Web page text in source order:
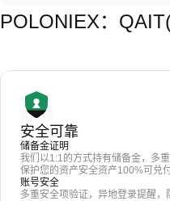
POLONIEX：
安全可靠
储备金证明
我们以1:1的方式持有储备金，多
保护您的资产安全资产100%可兑
账号安全
多重安全项验证，异地登录提醒，